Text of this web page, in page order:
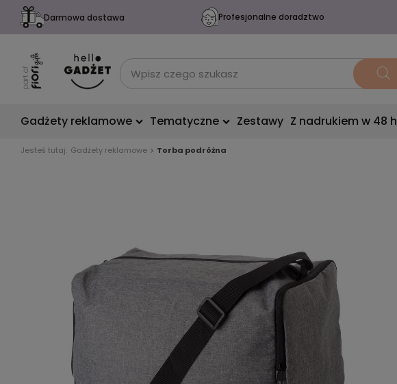
Darmowa dostawa Profesjonalne doradztwo
Gadżety reklamowe Tematyczne Zestawy Z nadrukiem w 48 h
Jesteś tutaj: Gadżety reklamowe Torba podróżna